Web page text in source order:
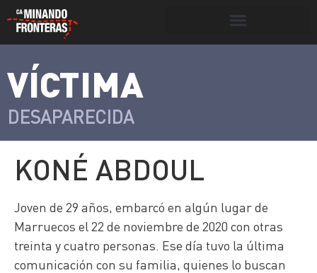
Víctimas y
victimarios
Portada » Víctimas
VÍCTIMA
DESAPARECIDA
KONÉ ABDOUL
Joven de 29 años, embarcó en algún lugar de
Marruecos el 22 de noviembre de 2020 con otras
treinta y cuatro personas. Ese día tuvo la última
comunicación con su familia, quienes lo buscan